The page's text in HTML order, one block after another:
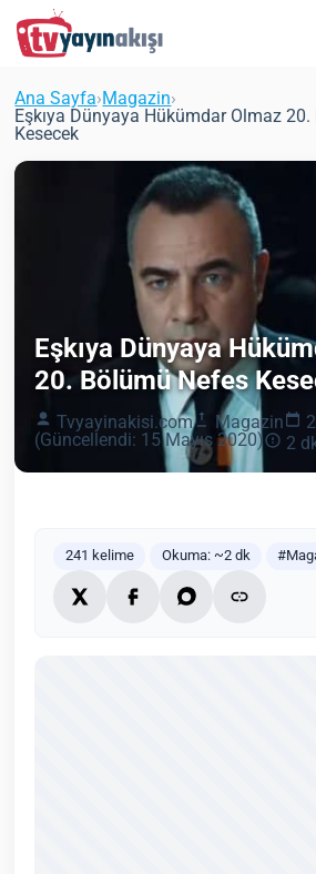
Ana Sayfa›Magazin›
Eşkıya Dünyaya Hükümdar Olmaz
Kesecek
Eşkıya Dünyaya
20. Bölümü Nefes
Tvyayinakisi.com Magazin
(Güncellendi: 15 Mayıs 2020)
2
241 kelime Okuma: ~2 dk